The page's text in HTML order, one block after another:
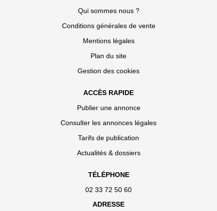
Qui sommes nous ?
Conditions générales de vente
Mentions légales
Plan du site
Gestion des cookies
ACCÈS RAPIDE
Publier une annonce
Consulter les annonces légales
Tarifs de publication
Actualités & dossiers
TÉLÉPHONE
02 33 72 50 60
ADRESSE